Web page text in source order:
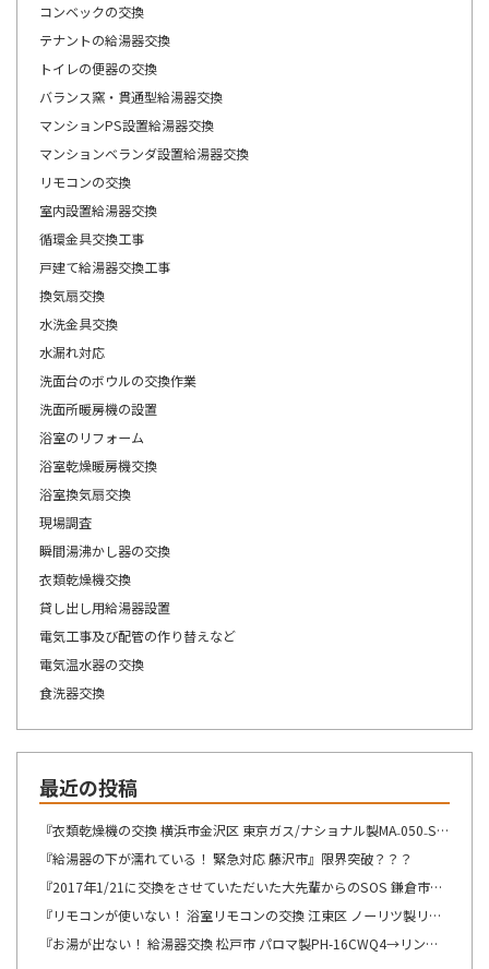
コンベックの交換
テナントの給湯器交換
トイレの便器の交換
バランス窯・貫通型給湯器交換
マンションPS設置給湯器交換
マンションベランダ設置給湯器交換
リモコンの交換
室内設置給湯器交換
循環金具交換工事
戸建て給湯器交換工事
換気扇交換
水洗金具交換
水漏れ対応
洗面台のボウルの交換作業
洗面所暖房機の設置
浴室のリフォーム
浴室乾燥暖房機交換
浴室換気扇交換
現場調査
瞬間湯沸かし器の交換
衣類乾燥機交換
貸し出し用給湯器設置
電気工事及び配管の作り替えなど
電気温水器の交換
食洗器交換
最近の投稿
『衣類乾燥機の交換 横浜市金沢区 東京ガス/ナショナル製MA₋050₋ST→リンナイ製RDT-54S-SV へ交換』想像が出来ないですね・・・
『給湯器の下が濡れている！ 緊急対応 藤沢市』限界突破？？？
『2017年1/21に交換をさせていただいた大先輩からのSOS 鎌倉市』この週末は、少しゆっくり出来そうです！！！
『リモコンが使いない！ 浴室リモコンの交換 江東区 ノーリツ製リモコン RC-8201Sの交換』自然の驚異を感じますね。
『お湯が出ない！ 給湯器交換 松戸市 パロマ製PH-16CWQ4→リンナイ製RUX-A1616B(A)-E へ交換』ここの所、リモコンの不具合のご連絡を多くて驚きます。